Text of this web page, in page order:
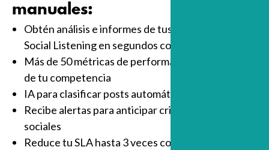
manuales:
Obtén análisis e informes de tus reportes de
Social Listening en segundos con IA
Más de 50 métricas de performance de tu marca y
de tu competencia
IA para clasificar posts automáticamente
Recibe alertas para anticipar crisis de redes
sociales
Reduce tu SLA hasta 3 veces con sugerencias de